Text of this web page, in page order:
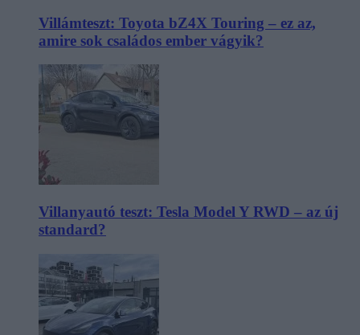
Villámteszt: Toyota bZ4X Touring – ez az,
amire sok családos ember vágyik?
Villanyautó teszt: Tesla Model Y RWD – az új
standard?